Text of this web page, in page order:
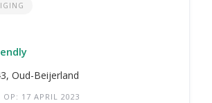
Oud-Beijerland
OP: 17 APRIL 2023